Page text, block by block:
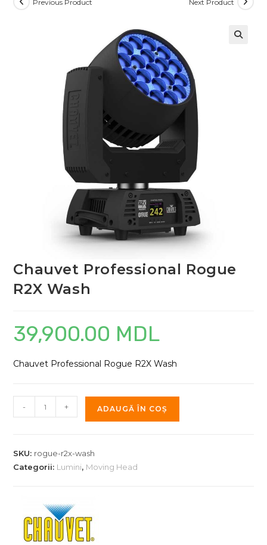
Previous Product Next Product
Chauvet Professional Rogue
R2X Wash
39,900.00 MDL
Chauvet Professional Rogue R2X Wash
Cantitate
Chauvet
R2X
- + ADAUGĂ ÎN COȘ
SKU: rogue-r2x-wash
Categorii: Lumini, Moving Head